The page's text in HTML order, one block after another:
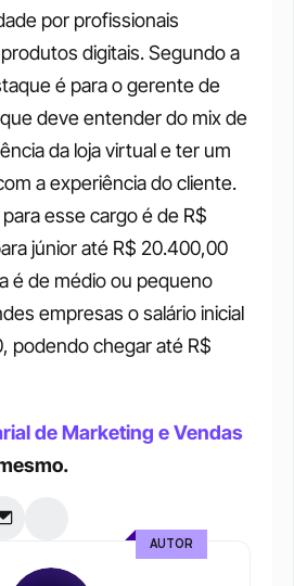
por profissionais
digitais. Segundo a
é para o gerente de
deve entender do mix de
da loja virtual e ter um
a experiência do cliente.
esse cargo é de R$
júnior até R$ 20.400,00
é de médio ou pequeno
empresas o salário inicial
podendo chegar até R$
de Marketing e Vendas
AUTOR